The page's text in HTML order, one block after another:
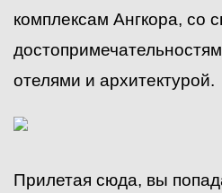
комплексам Ангкора, со
отелями и архитектурой.
Прилетая сюда, вы